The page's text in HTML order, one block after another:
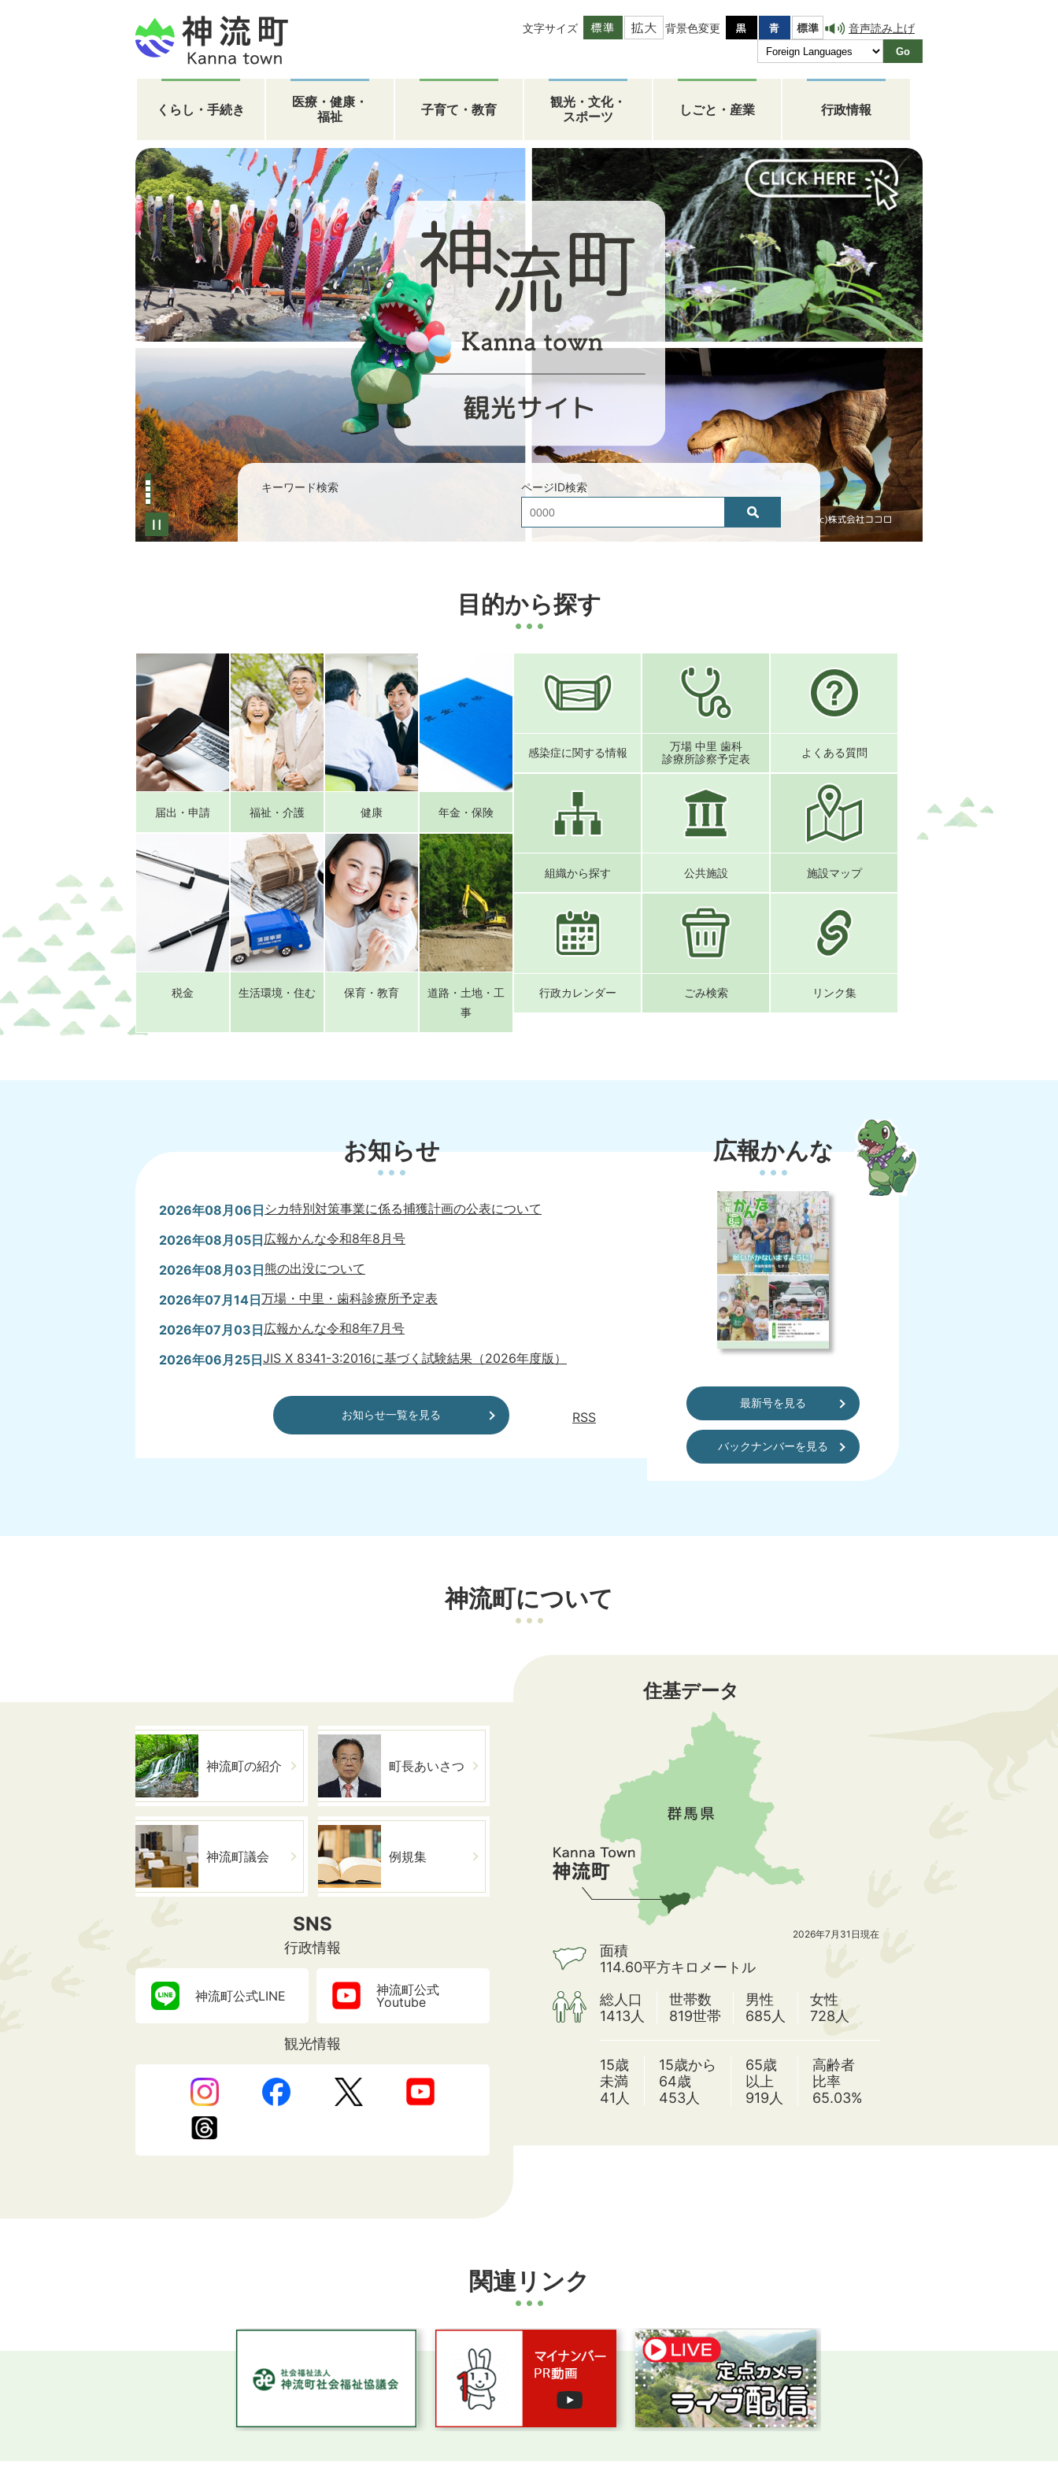
文字サイズ 背景色変更 音声読み上げ
Go
くらし・手続き
医療・健康・
福祉
子育て・教育
観光・文化・
スポーツ
しごと・産業 行政情報
1
枚
目
の
ス
ラ
イ
ド
キーワード検索 ページID検索
目的から探す
届出・申請 福祉・介護 健康 年金・保険
税金 生活環境・住む 保育・教育
道路・土地・工
事
感染症に関する情報
万場 中里 歯科
診療所診察予定表
よくある質問
組織から探す 公共施設 施設マップ
行政カレンダー ごみ検索 リンク集
お知らせ
2026年08月06日 シカ特別対策事業に係る捕獲計画の公表について
2026年08月05日広報かんな令和8年8月号
2026年08月03日熊の出没について
2026年07月14日万場・中里・歯科診療所予定表
2026年07月03日広報かんな令和8年7月号
2026年06月25日JIS X 8341-3:2016に基づく試験結果（2026年度版）
広報かんな令和8年6月号
お知らせ一覧を見る RSS
広報かんな
最新号を見る
バックナンバーを見る
神流町について
神流町の紹介 町長あいさつ
神流町議会 例規集
SNS
行政情報
神流町公式LINE
神流町公式
Youtube
観光情報
住基データ
2026年7月31日現在
面積
114.60平方キロメートル
総人口
1413人
世帯数
819世帯
男性
685人
女性
728人
15歳
未満
41人
15歳から
64歳
453人
65歳
以上
919人
高齢者
比率
65.03%
関連リンク
ス
ス
3
枚
目
の
ス